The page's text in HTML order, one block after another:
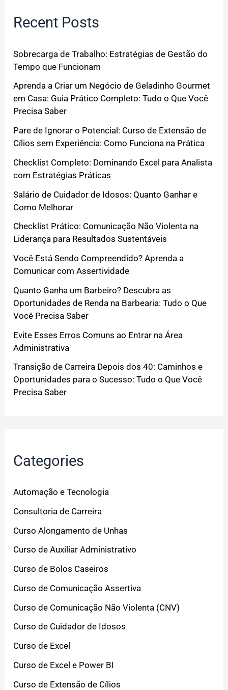
Recent Posts
Sobrecarga de Trabalho: Estratégias de Gestão do
Tempo que Funcionam
Aprenda a Criar um Negócio de Geladinho Gourmet
em Casa: Guia Prático Completo: Tudo o Que Você
Precisa Saber
Pare de Ignorar o Potencial: Curso de Extensão de
Cílios sem Experiência: Como Funciona na Prática
Checklist Completo: Dominando Excel para Analista
com Estratégias Práticas
Salário de Cuidador de Idosos: Quanto Ganhar e
Como Melhorar
Checklist Prático: Comunicação Não Violenta na
Liderança para Resultados Sustentáveis
Você Está Sendo Compreendido? Aprenda a
Comunicar com Assertividade
Quanto Ganha um Barbeiro? Descubra as
Oportunidades de Renda na Barbearia: Tudo o Que
Você Precisa Saber
Evite Esses Erros Comuns ao Entrar na Área
Administrativa
Transição de Carreira Depois dos 40: Caminhos e
Oportunidades para o Sucesso: Tudo o Que Você
Precisa Saber
Categories
Automação e Tecnologia
Consultoria de Carreira
Curso Alongamento de Unhas
Curso de Auxiliar Administrativo
Curso de Bolos Caseiros
Curso de Comunicação Assertiva
Curso de Comunicação Não Violenta (CNV)
Curso de Cuidador de Idosos
Curso de Excel
Curso de Excel e Power BI
Curso de Extensão de Cílios